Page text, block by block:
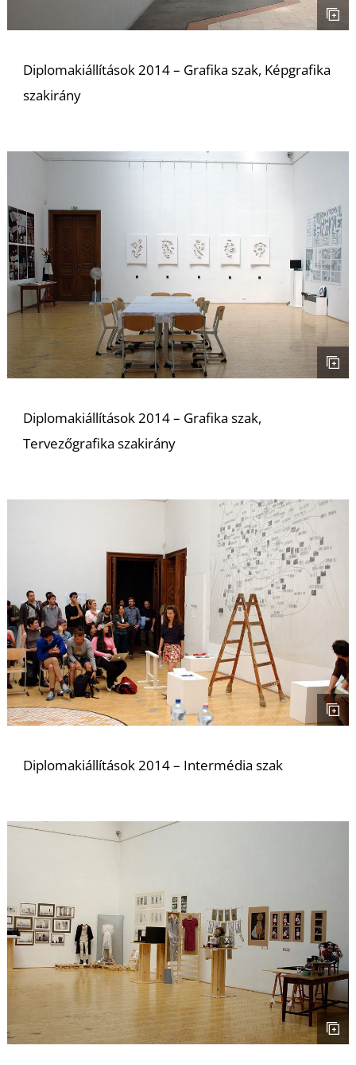
Diplomakiállítások 2014 – Grafika szak, Képgrafika
szakirány
Diplomakiállítások 2014 – Grafika szak,
Tervezőgrafika szakirány
Diplomakiállítások 2014 – Intermédia szak